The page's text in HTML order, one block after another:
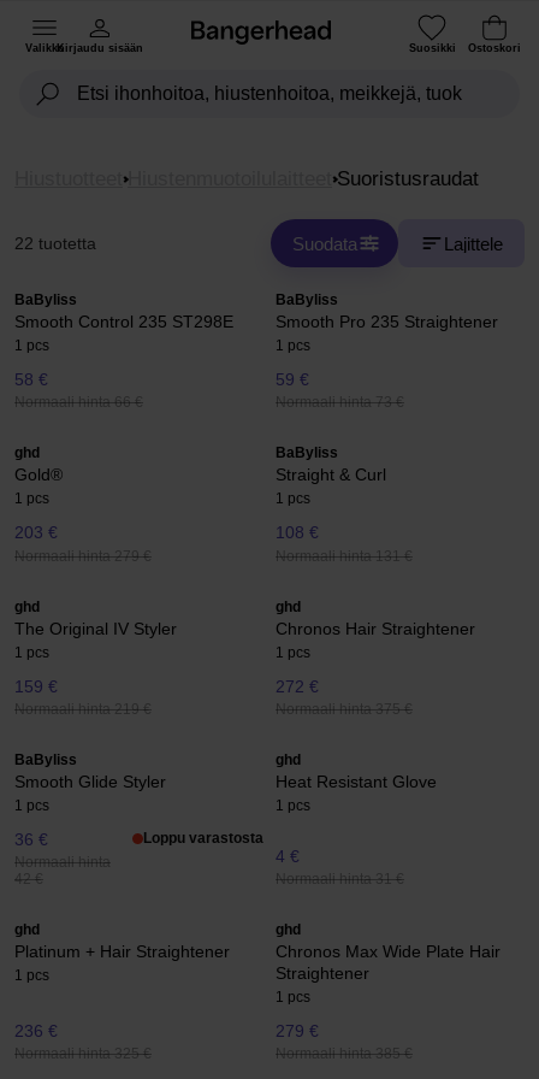
ValikkoKirjaudu sisään Suosikki Ostoskori
Hiustenmuotoilulaitteet Suoristusraudat
22 tuotetta Suodata Lajittele
BaByliss
Smooth Control 235 ST298E
1 pcs
58 €
Normaali hinta 66 €
BaByliss
Smooth Pro 235 Straightener
1 pcs
59 €
Normaali hinta 73 €
ghd
Gold®
1 pcs
203 €
Normaali hinta 279 €
BaByliss
Straight & Curl
1 pcs
108 €
Normaali hinta 131 €
ghd
The Original IV Styler
1 pcs
159 €
Normaali hinta 219 €
ghd
Chronos Hair Straightener
1 pcs
272 €
Normaali hinta 375 €
BaByliss
Smooth Glide Styler
1 pcs
36 €
Normaali hinta
42 €
Loppu varastosta
ghd
Heat Resistant Glove
1 pcs
4 €
Normaali hinta 31 €
ghd
Platinum + Hair Straightener
1 pcs
236 €
Normaali hinta 325 €
ghd
Chronos Max Wide Plate Hair
Straightener
1 pcs
279 €
Normaali hinta 385 €